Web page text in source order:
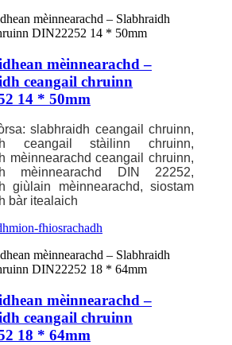
mèinnearachd –
ceangail chruinn
14 * 50mm
slabhraidh ceangail chruinn,
ceangail stàilinn chruinn,
mèinnearachd ceangail chruinn,
mèinnearachd DIN 22252,
giùlain mèinnearachd, siostam
bàr itealaich
mion-fhiosrachadh
mèinnearachd –
ceangail chruinn
18 * 64mm